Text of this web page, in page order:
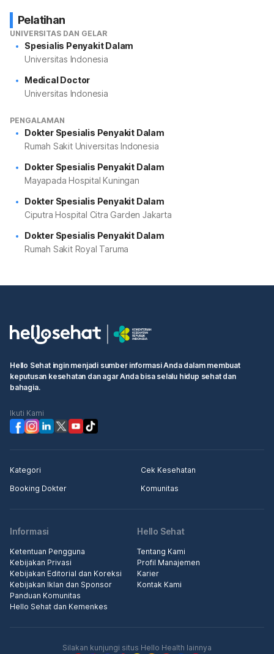
Pelatihan
UNIVERSITAS DAN GELAR
Spesialis Penyakit Dalam
Universitas Indonesia
Medical Doctor
Universitas Indonesia
PENGALAMAN
Dokter Spesialis Penyakit Dalam
Rumah Sakit Universitas Indonesia
Dokter Spesialis Penyakit Dalam
Mayapada Hospital Kuningan
Dokter Spesialis Penyakit Dalam
Ciputra Hospital Citra Garden Jakarta
Dokter Spesialis Penyakit Dalam
Rumah Sakit Royal Taruma
Hello Sehat ingin menjadi sumber informasi Anda dalam membuat
keputusan kesehatan dan agar Anda bisa selalu hidup sehat dan
bahagia.
Ikuti Kami
Kategori
Cek Kesehatan
Booking Dokter
Komunitas
Informasi
Ketentuan Pengguna
Kebijakan Privasi
Kebijakan Editorial dan Koreksi
Kebijakan Iklan dan Sponsor
Panduan Komunitas
Hello Sehat dan Kemenkes
Hello Sehat
Tentang Kami
Profil Manajemen
Karier
Kontak Kami
Silakan kunjungi situs Hello Health lainnya